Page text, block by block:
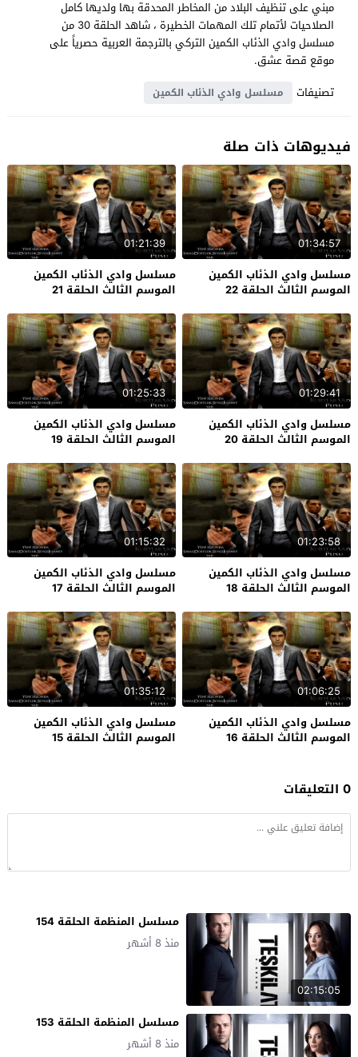
مبني على تنظيف البلاد من المخاطر المحدقة بها ولديها كامل
الصلاحيات لأتمام تلك المهمات الخطيرة ، شاهد الحلقة 30 من
مسلسل وادي الذئاب الكمين التركي بالترجمة العربية حصرياً على
موقع قصة عشق.
تصنيفات
مسلسل وادي الذئاب الكمين
فيديوهات ذات صلة
01:34:57
مسلسل وادي الذئاب الكمين
الموسم الثالث الحلقة 22
01:21:39
مسلسل وادي الذئاب الكمين
الموسم الثالث الحلقة 21
01:29:41
مسلسل وادي الذئاب الكمين
الموسم الثالث الحلقة 20
01:25:33
مسلسل وادي الذئاب الكمين
الموسم الثالث الحلقة 19
01:23:58
مسلسل وادي الذئاب الكمين
الموسم الثالث الحلقة 18
01:15:32
مسلسل وادي الذئاب الكمين
الموسم الثالث الحلقة 17
01:06:25
مسلسل وادي الذئاب الكمين
الموسم الثالث الحلقة 16
01:35:12
مسلسل وادي الذئاب الكمين
الموسم الثالث الحلقة 15
0 التعليقات
02:15:05
مسلسل المنظمة الحلقة 154
منذ 8 أشهر
مسلسل المنظمة الحلقة 153
منذ 8 أشهر